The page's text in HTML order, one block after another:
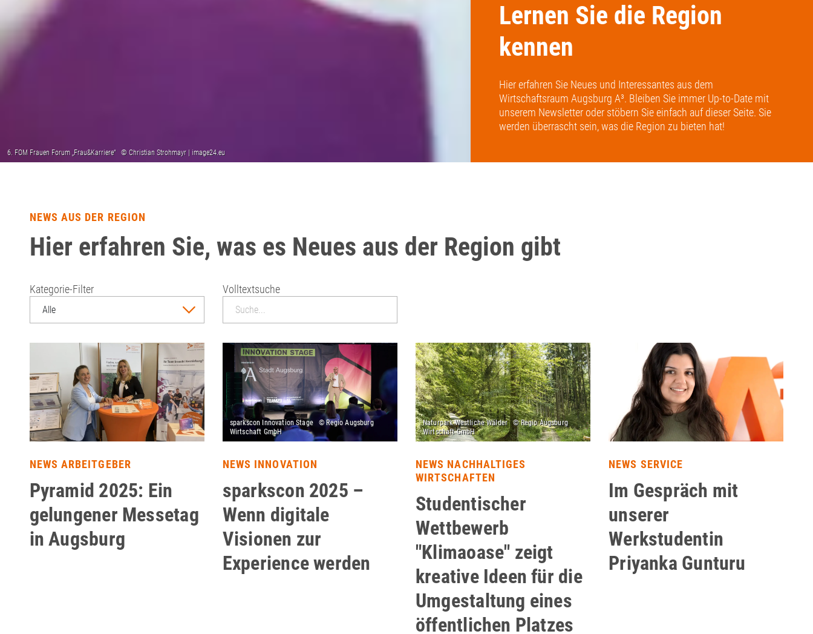
Lernen Sie die Region
kennen
Hier erfahren Sie Neues und Interessantes aus dem
Wirtschaftsraum Augsburg A³. Bleiben Sie immer Up-to-Date mit
unserem Newsletter oder stöbern Sie einfach auf dieser Seite. Sie
werden überrascht sein, was die Region zu bieten hat!
NEWS AUS DER REGION
Hier erfahren Sie, was es Neues aus der Region gibt
Kategorie-Filter
Alle
Volltextsuche
NEWS ARBEITGEBER
Pyramid 2025: Ein
gelungener Messetag
in Augsburg
NEWS INNOVATION
sparkscon 2025 –
Wenn digitale
Visionen zur
Experience werden
NEWS NACHHALTIGES
WIRTSCHAFTEN
Studentischer
Wettbewerb
"Klimaoase" zeigt
kreative Ideen für die
Umgestaltung eines
öffentlichen Platzes
NEWS SERVICE
Im Gespräch mit
unserer
Werkstudentin
Priyanka Gunturu